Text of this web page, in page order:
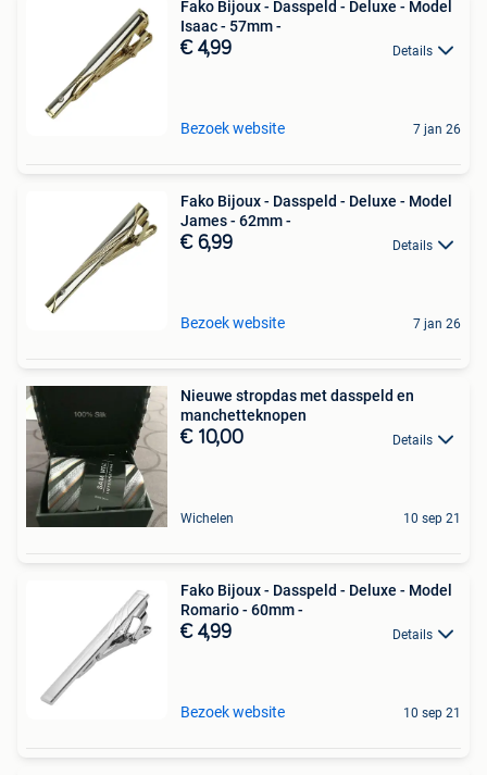
Fako Bijoux - Dasspeld - Deluxe - Model
Isaac - 57mm -
€ 4,99 Details
Bezoek website 7 jan 26
Fako Bijoux - Dasspeld - Deluxe - Model
James - 62mm -
€ 6,99 Details
Bezoek website 7 jan 26
Nieuwe stropdas met dasspeld en
manchetteknopen
€ 10,00 Details
Wichelen 10 sep 21
Fako Bijoux - Dasspeld - Deluxe - Model
Romario - 60mm -
€ 4,99 Details
Bezoek website 10 sep 21